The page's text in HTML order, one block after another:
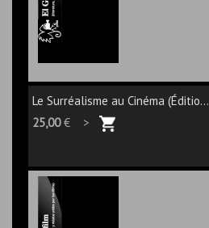
Le Surréalisme au Cinéma (Éditio...
25,00€ >